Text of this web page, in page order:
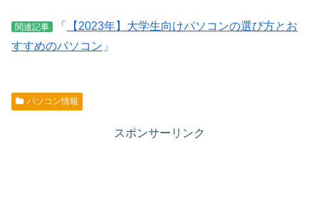
関連記事 「
【2023年】大学生向けパソコンの選び方とお
すすめのパソコン 」
パソコン情報
スポンサーリンク